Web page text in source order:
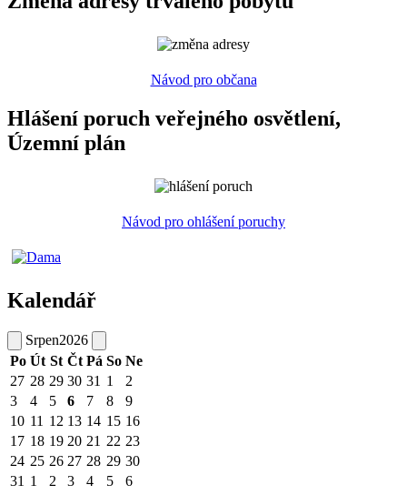
Návod pro občana
Hlášení poruch veřejného osvětlení,
Územní plán
Návod pro ohlášení poruchy
Kalendář
Srpen2026
Po Út St Čt Pá So Ne
27 28 29 30 31 1
2
3
4 5 6 7 8
9
10 11 12 13 14 15 16
17 18 19 20 21 22 23
24 25 26 27 28 29 30
31 1 2 3 4 5 6